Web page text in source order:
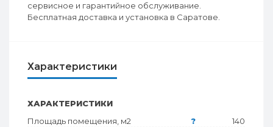
сервисное и гарантийное обслуживание.
Бесплатная доставка и установка в Саратове.
Характеристики
ХАРАКТЕРИСТИКИ
Площадь помещения, м2
?
140